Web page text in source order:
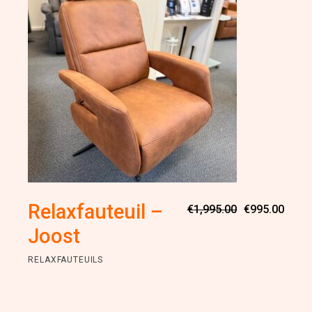
Relaxfauteuil –
Joost
€1,995.00
prijs
€995.00
prijs
RELAXFAUTEUILS